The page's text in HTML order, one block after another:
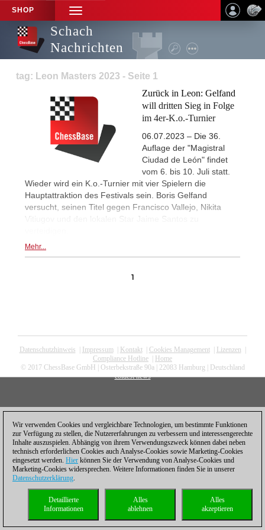
SHOP
TOGGLE
NAVIGATION
Schach
Nachrichten
tag: Leon Masters 2023 - Seite 1
Zurück in Leon: Gelfand
will dritten Sieg in Folge
im 4er-K.o.-Turnier
06.07.2023 – Die 36.
Auflage der "Magistral
Ciudad de León" findet
vom 6. bis 10. Juli statt.
Wieder wird ein K.o.-Turnier mit vier Spielern die
Hauptattraktion des Festivals sein. Boris Gelfand
versucht, seinen Titel gegen Francisco Vallejo, Nikita
Vitiugov und den lokalen Star Jaime Santos zu
Mehr...
1
Datenschutzhinweis Impressum| Kontakt| Cookies Management| Lizenzen
Compliance Hotline
Home
© 2017 ChessBase GmbH | Osterbekstraße 90a | 22083 Hamburg | Deutschland
coldest news
Wir verwenden Cookies und vergleichbare Technologien, um bestimmte Funktionen
zur Verfügung zu stellen, die Nutzererfahrungen zu verbessern und interessengerechte
Inhalte auszuspielen. Abhängig von ihrem Verwendungszweck können dabei neben
technisch erforderlichen Cookies auch Analyse-Cookies sowie Marketing-Cookies
eingesetzt werden. Hier können Sie der Verwendung von Analyse-Cookies und
Marketing-Cookies widersprechen. Weitere Informationen finden Sie in unserer
Datenschutzerklärung.
Alles
akzeptieren
Alles
ablehnen
Detaillierte
Informationen